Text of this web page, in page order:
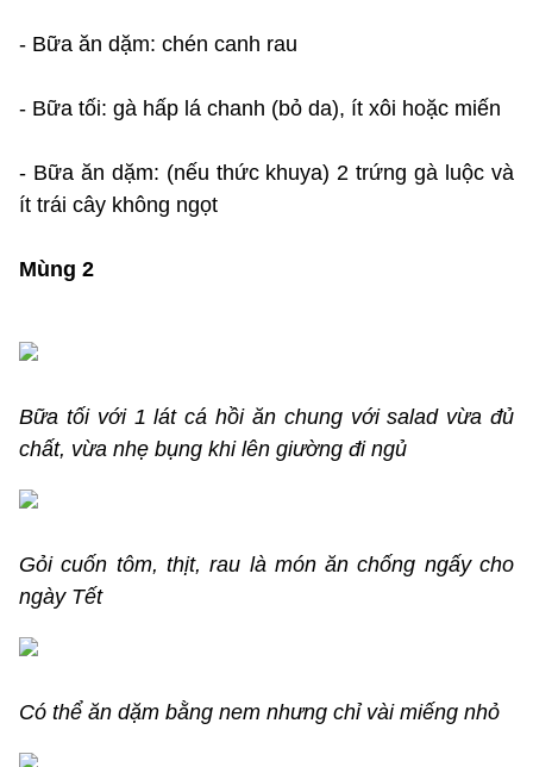
- Bữa ăn dặm: chén canh rau
- Bữa tối: gà hấp lá chanh (bỏ da), ít xôi hoặc miến
- Bữa ăn dặm: (nếu thức khuya) 2 trứng gà luộc và
ít trái cây không ngọt
Mùng 2
Bữa tối với 1 lát cá hồi ăn chung với salad vừa đủ
chất, vừa nhẹ bụng khi lên giường đi ngủ
Gỏi cuốn tôm, thịt, rau là món ăn chống ngấy cho
ngày Tết
Có thể ăn dặm bằng nem nhưng chỉ vài miếng nhỏ